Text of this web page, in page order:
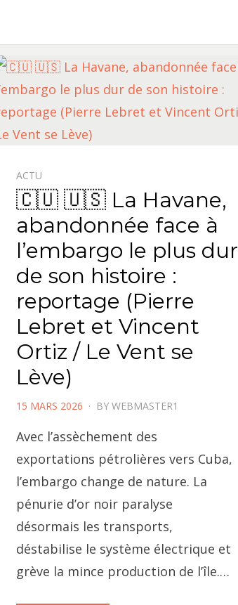
ACTU
🇨🇺 🇺🇸 La Havane,
abandonnée face à
l’embargo le plus dur
de son histoire :
reportage (Pierre
Lebret et Vincent
Ortiz / Le Vent se
Lève)
POSTED
15 MARS 2026 BY WEBMASTER1
Avec l’assèchement des
exportations pétrolières vers Cuba,
l’embargo change de nature. La
pénurie d’or noir paralyse
désormais les transports,
déstabilise le système électrique et
grève la mince production de l’île.…